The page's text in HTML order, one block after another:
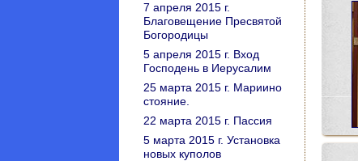
7 апреля 2015 г.
Благовещение Пресвятой
Богородицы
5 апреля 2015 г. Вход
Господень в Иерусалим
25 марта 2015 г. Мариино
стояние.
22 марта 2015 г. Пассия
5 марта 2015 г. Установка
новых куполов